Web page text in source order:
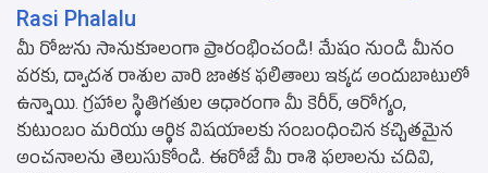
Rasi Phalalu
మీ రోజును సానుకూలంగా ప్రారంభించండి! మేషం నుండి మీనం
వరకు, ద్వాదశ రాశుల వారి జాతక ఫలితాలు ఇక్కడ అందుబాటులో
ఉన్నాయి. గ్రహాల స్థితిగతుల ఆధారంగా మీ కెరీర్, ఆరోగ్యం,
కుటుంబం మరియు ఆర్థిక విషయాలకు సంబంధించిన కచ్చితమైన
అంచనాలను తెలుసుకోండి. ఈరోజే మీ రాశి ఫలాలను చదివి,